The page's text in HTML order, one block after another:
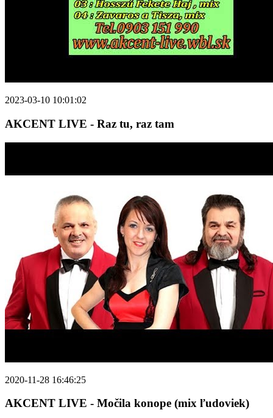
2023-03-10 10:01:02
AKCENT LIVE - Raz tu, raz tam
2020-11-28 16:46:25
AKCENT LIVE - Močila konope (mix ľudoviek)